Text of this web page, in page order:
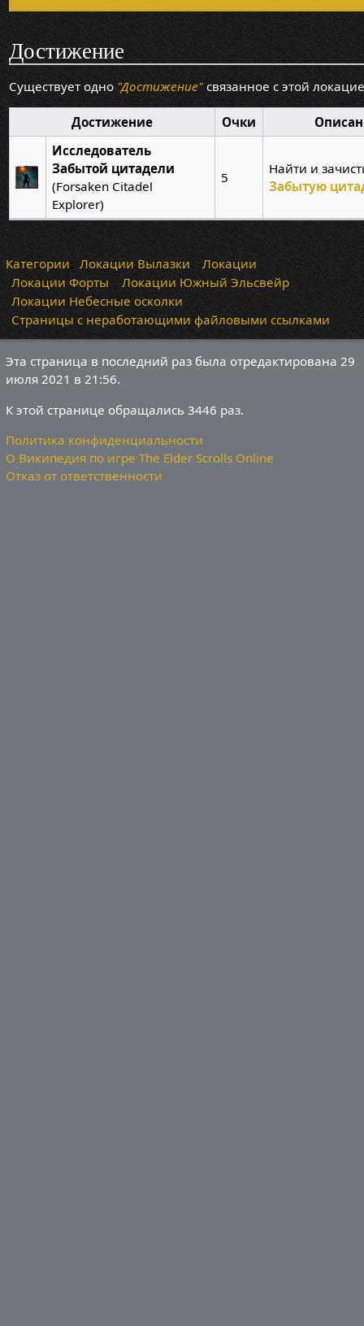
Достижение
Существует одно "Достижение"связанное с этой
Достижение Очки
Исследователь
Забытой цитадели
(Forsaken Citadel
Explorer)
5
Найти и
Забытую
Категории: Локации Вылазки
Локации
Локации Форты
Локации Южный Эльсвейр
Локации Небесные осколки
Страницы с неработающими файловыми ссылками
Эта страница в последний раз была отредактирована 29
июля 2021 в 21:56.
К этой странице обращались 3446 раз.
Политика конфиденциальности
О Википедия по игре The Elder Scrolls Online
Отказ от ответственности